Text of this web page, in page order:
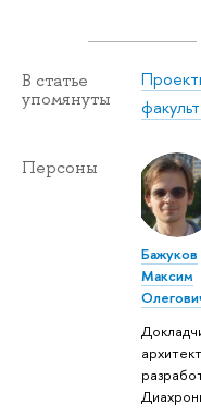
В статье
упомянуты
Персоны
Бажуков
Максим